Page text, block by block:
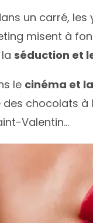
un carré,
misent à
séduction et
le cinéma et
chocolats à
Valentin…